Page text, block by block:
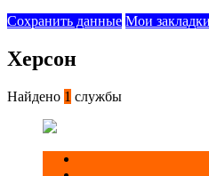
Сохранить данные Мои закладки
Херсон
Найдено 1 службы